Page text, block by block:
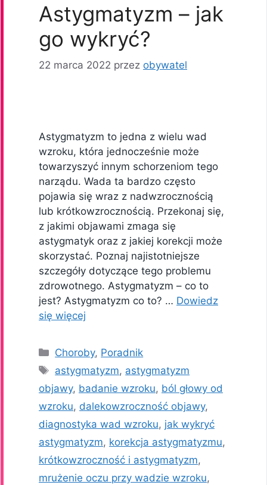
Astygmatyzm – jak
go wykryć?
22 marca 2022 przez obywatel
Astygmatyzm to jedna z wielu wad
wzroku, która jednocześnie może
towarzyszyć innym schorzeniom tego
narządu. Wada ta bardzo często
pojawia się wraz z nadwzrocznością
lub krótkowzrocznością. Przekonaj się,
z jakimi objawami zmaga się
astygmatyk oraz z jakiej korekcji może
skorzystać. Poznaj najistotniejsze
szczegóły dotyczące tego problemu
zdrowotnego. Astygmatyzm – co to
jest? Astygmatyzm co to? … Dowiedz
się więcej
Kategorie
Choroby, Poradnik
Tagi
astygmatyzm, astygmatyzm
objawy, badanie wzroku, ból głowy od
wzroku, dalekowzroczność objawy,
diagnostyka wad wzroku, jak wykryć
astygmatyzm, korekcja astygmatyzmu,
krótkowzroczność i astygmatyzm,
mrużenie oczu przy wadzie wzroku,